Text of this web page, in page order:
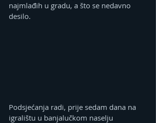
najmlađih u gradu, a što se nedavno
desilo.
Podsjećanja radi, prije sedam dana na
igralištu u banjalučkom naselju